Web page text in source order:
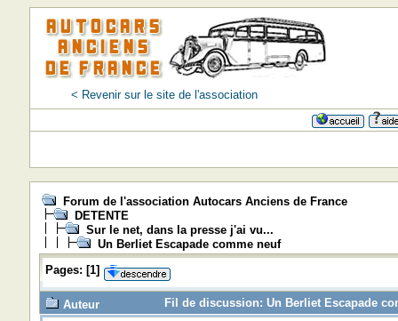
< Revenir sur le site de l'association
Forum de l'association Autocars Anciens de France
DETENTE
Sur le net, dans la presse j'ai vu...
Un Berliet Escapade comme neuf
Pages: [1]
Auteur
Fil de discussion: Un Berliet Escapade